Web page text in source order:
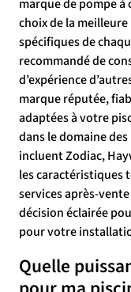
marque de pompe
choix de la
spécifiques de
recommandé de
d’expérience
marque réputée,
adaptées à votre
dans le domaine
incluent Zodiac,
les caractéristiques
services après-
décision éclairée
pour votre
Quelle